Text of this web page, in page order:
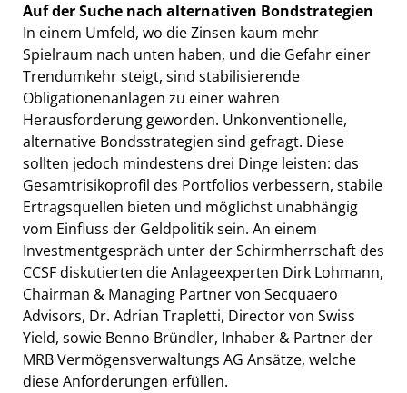
Auf der Suche nach alternativen Bondstrategien
In einem Umfeld, wo die Zinsen kaum mehr
Spielraum nach unten haben, und die Gefahr einer
Trendumkehr steigt, sind stabilisierende
Obligationenanlagen zu einer wahren
Herausforderung geworden. Unkonventionelle,
alternative Bondsstrategien sind gefragt. Diese
sollten jedoch mindestens drei Dinge leisten: das
Gesamtrisikoprofil des Portfolios verbessern, stabile
Ertragsquellen bieten und möglichst unabhängig
vom Einfluss der Geldpolitik sein. An einem
Investmentgespräch unter der Schirmherrschaft des
CCSF diskutierten die Anlageexperten Dirk Lohmann,
Chairman & Managing Partner von Secquaero
Advisors, Dr. Adrian Trapletti, Director von Swiss
Yield, sowie Benno Bründler, Inhaber & Partner der
MRB Vermögensverwaltungs AG Ansätze, welche
diese Anforderungen erfüllen.